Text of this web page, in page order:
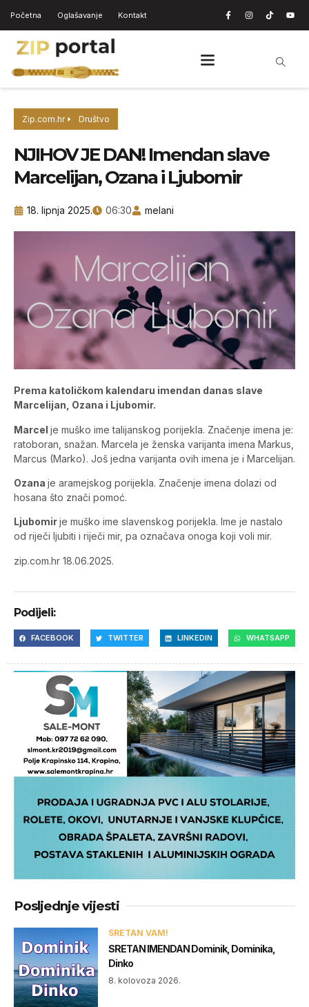
Početna Oglašavanje Kontakt
Zip.com.hr Društvo
NJIHOV JE DAN! Imendan slave
Marcelijan, Ozana i Ljubomir
18. lipnja 2025. 06:30 melani
Prema katoličkom kalendaru imendan danas slave
Marcelijan, Ozana i Ljubomir.
Marcel je muško ime talijanskog porijekla. Značenje imena je:
ratoboran, snažan. Marcela je ženska varijanta imena Markus,
Marcus (Marko). Još jedna varijanta ovih imena je i Marcelijan.
Ozana je aramejskog porijekla. Značenje imena dolazi od
hosana što znači pomoć.
Ljubomirje muško ime slavenskog porijekla. Ime je nastalo
od riječi ljubiti i riječi mir, pa označava onoga koji voli mir.
zip.com.hr 18.06.2025.
Podijeli:
FACEBOOK TWITTER LINKEDIN WHATSAPP
Posljednje vijesti
SRETAN VAM!
SRETAN IMENDAN Dominik, Dominika,
Dinko
8. kolovoza 2026.